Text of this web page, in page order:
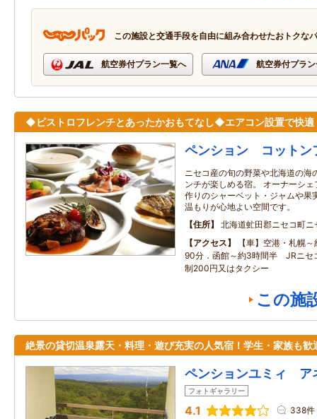
この施設と交通手段を自由に組み合わせたおトクな
航空券付プラン一覧へ 航空券付プラ
◆ビストロフレンチとあったかおもてなし◆エアコン設置で快適
ペンション コットン
ニセコ産の旬の野菜や北海道の海
ンチが楽しめる宿。 オーナーシ
作りのシャーベット・ジャムや果
温もりが心地よい空間です。
住所
北海道虻田郡ニセコ町
アクセス
【車】空港・札幌
90分．函館～約3時間半 JRニセ
制200円又はタクシー
この施
絶景の貸切温泉露天・料理・遊び充実の人気宿！学生・家族も歓
ペンションユミィ ア
フォトギャラリー
4.1 338件